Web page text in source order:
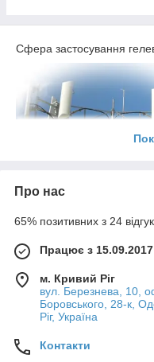
Сфера застосування
Про нас
65% позитивних з 24
Працює з 15.09.2017
м. Кривий Ріг
вул. Березнева, 10,
Боровського, 28-к,
Ріг, Україна
Контакти